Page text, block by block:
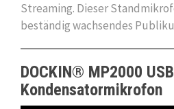
Streaming. Dieser
beständig wachsendes
DOCKIN® MP2000
Kondensatormikrofon